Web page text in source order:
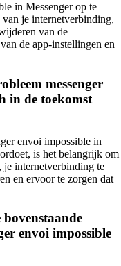
in Messenger op te
je internetverbinding,
van de
de app-instellingen en
messenger
in de toekomst
envoi impossible in
is het belangrijk om
je internetverbinding te
en ervoor te zorgen dat
envoi impossible